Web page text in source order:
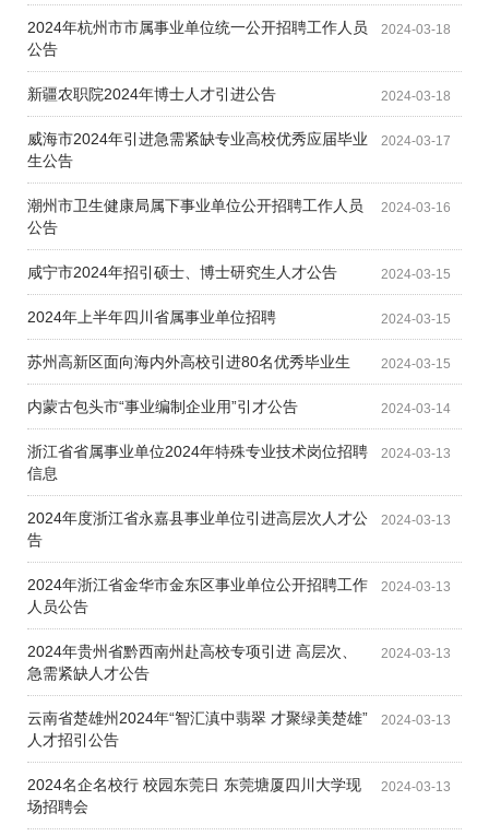
2024-03-18
2024年杭州市市属事业单位统一公开招聘工作人员
公告
2024-03-18
新疆农职院2024年博士人才引进公告
2024-03-17
威海市2024年引进急需紧缺专业高校优秀应届毕业
生公告
2024-03-16
潮州市卫生健康局属下事业单位公开招聘工作人员
公告
2024-03-15
咸宁市2024年招引硕士、博士研究生人才公告
2024-03-15
2024年上半年四川省属事业单位招聘
2024-03-15
苏州高新区面向海内外高校引进80名优秀毕业生
2024-03-14
内蒙古包头市“事业编制企业用”引才公告
2024-03-13
浙江省省属事业单位2024年特殊专业技术岗位招聘
信息
2024-03-13
2024年度浙江省永嘉县事业单位引进高层次人才公
告
2024-03-13
2024年浙江省金华市金东区事业单位公开招聘工作
人员公告
2024-03-13
2024年贵州省黔西南州赴高校专项引进 高层次、
急需紧缺人才公告
2024-03-13
云南省楚雄州2024年“智汇滇中翡翠 才聚绿美楚雄”
人才招引公告
2024-03-13
2024名企名校行 校园东莞日 东莞塘厦四川大学现
场招聘会